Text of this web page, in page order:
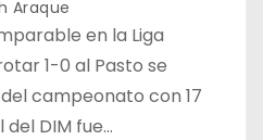
Araque
en la Liga
1-0 al Pasto se
campeonato con 17
del DIM fue…